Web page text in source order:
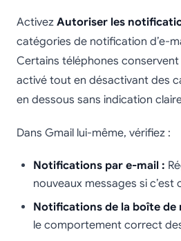
Activez Autoriser les
catégories de notification d’e-
Certains téléphones
activé tout en désactivant des
en dessous sans indication
Dans Gmail lui-même, vérifiez :
Notifications par e-mail :
nouveaux messages si c’est
Notifications de la boîte de
le comportement correct